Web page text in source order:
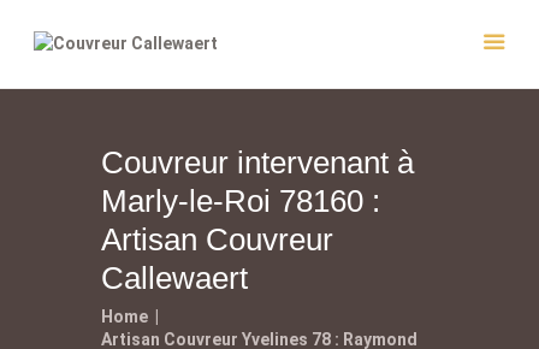
Couvreur intervenant à
Marly-le-Roi 78160 :
Artisan Couvreur
Callewaert
Home
Artisan Couvreur Yvelines 78 : Raymond
Accueil
Couvreur
Entretien
Contact